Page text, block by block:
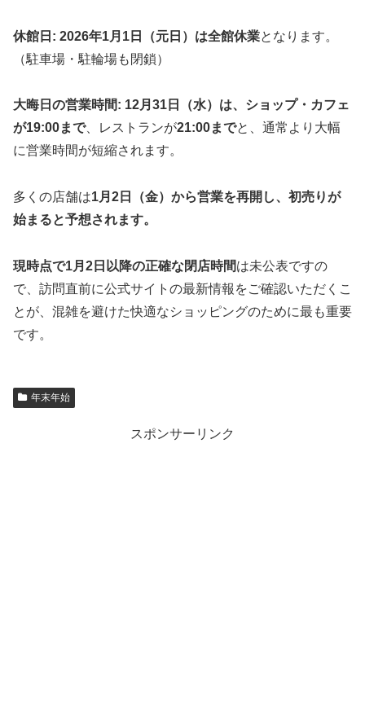
休館日: 2026年1月1日（元日）は全館休業となります。
（駐車場・駐輪場も閉鎖）
大晦日の営業時間: 12月31日（水）は、ショップ・カフェ
が19:00まで、レストランが21:00までと、通常より大幅
に営業時間が短縮されます。
多くの店舗は1月2日（金）から営業を再開し、初売りが
始まると予想されます。
現時点で1月2日以降の正確な閉店時間は未公表ですの
で、訪問直前に公式サイトの最新情報をご確認いただくこ
とが、混雑を避けた快適なショッピングのために最も重要
です。
年末年始
スポンサーリンク